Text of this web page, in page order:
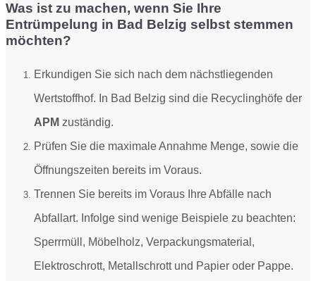
Was ist zu machen, wenn Sie Ihre
Entrümpelung in Bad Belzig selbst stemmen
möchten?
Erkundigen Sie sich nach dem nächstliegenden
Wertstoffhof. In Bad Belzig sind die Recyclinghöfe der
APM zuständig.
Prüfen Sie die maximale Annahme Menge, sowie die
Öffnungszeiten bereits im Voraus.
Trennen Sie bereits im Voraus Ihre Abfälle nach
Abfallart. Infolge sind wenige Beispiele zu beachten:
Sperrmüll, Möbelholz, Verpackungsmaterial,
Elektroschrott, Metallschrott und Papier oder Pappe.